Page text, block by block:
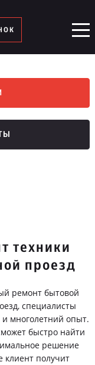
техники
проезд
ремонт бытовой
специалисты
многолетний опыт.
быстро найти
решение
клиент получит